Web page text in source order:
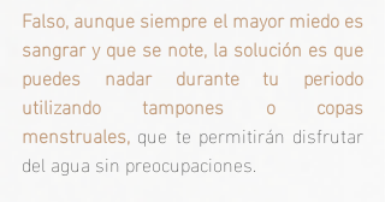
Falso, aunque siempre el mayor miedo es
sangrar y que se note, la solución es que
puedes nadar durante tu periodo
utilizando tampones o copas
menstruales, que te permitirán disfrutar
del agua sin preocupaciones.